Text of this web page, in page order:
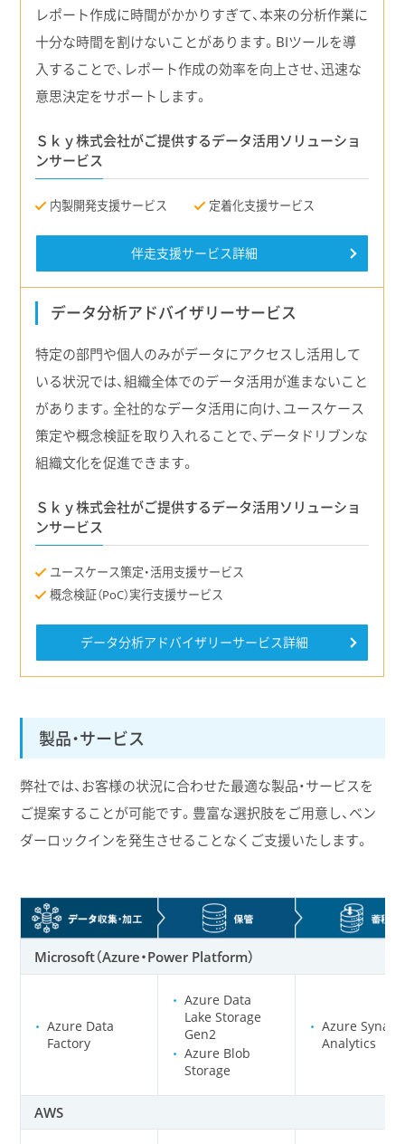
レポート作成に時間がかかりすぎて、本来の分析作業に
十分な時間を割けないことがあります。BIツールを導
入することで、レポート作成の効率を向上させ、迅速な
意思決定をサポートします。
Ｓｋｙ株式会社がご提供するデータ活用ソリューショ
ンサービス
内製開発支援サービス 定着化支援サービス
伴走支援サービス詳細
データ分析アドバイザリーサービス
特定の部門や個人のみがデータにアクセスし活用して
いる状況では、組織全体でのデータ活用が進まないこと
があります。全社的なデータ活用に向け、ユースケース
策定や概念検証を取り入れることで、データドリブンな
組織文化を促進できます。
Ｓｋｙ株式会社がご提供するデータ活用ソリューショ
ンサービス
ユースケース策定・活用支援サービス
概念検証（PoC）実行支援サービス
データ分析アドバイザリーサービス詳細
製品・サービス
弊社では、お客様の状況に合わせた最適な製品・サービスを
ご提案することが可能です。豊富な選択肢をご用意し、ベン
ダーロックインを発生させることなくご支援いたします。
Microsoft（Azure・Power Platform）
Azure Data
Factory
Azure Data
Lake Storage
Gen2
Azure Blob
Storage
Azure
Analytics
AWS